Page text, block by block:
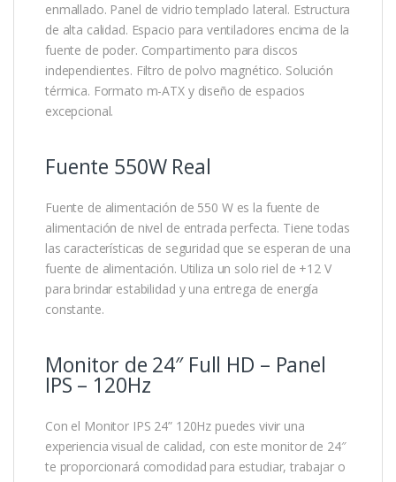
enmallado. Panel de vidrio templado lateral. Estructura
de alta calidad. Espacio para ventiladores encima de la
fuente de poder. Compartimento para discos
independientes. Filtro de polvo magnético. Solución
térmica. Formato m-ATX y diseño de espacios
excepcional.
Fuente 550W Real
Fuente de alimentación de 550 W es la fuente de
alimentación de nivel de entrada perfecta. Tiene todas
las características de seguridad que se esperan de una
fuente de alimentación. Utiliza un solo riel de +12 V
para brindar estabilidad y una entrega de energía
constante.
Monitor de 24″ Full HD – Panel
IPS – 120Hz
Con el Monitor IPS 24” 120Hz puedes vivir una
experiencia visual de calidad, con este monitor de 24″
te proporcionará comodidad para estudiar, trabajar o